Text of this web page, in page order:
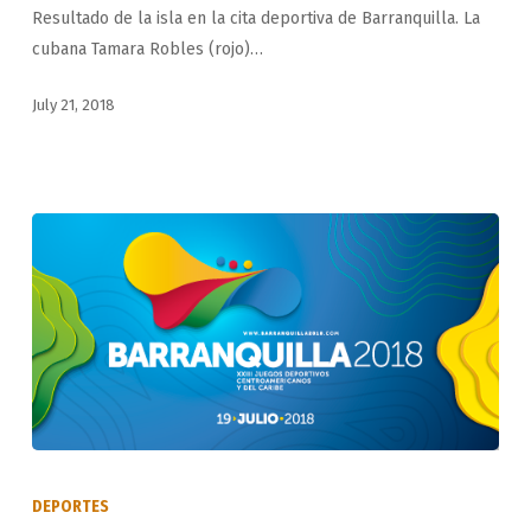
Resultado de la isla en la cita deportiva de Barranquilla. La
cubana Tamara Robles (rojo)…
July 21, 2018
DEPORTES